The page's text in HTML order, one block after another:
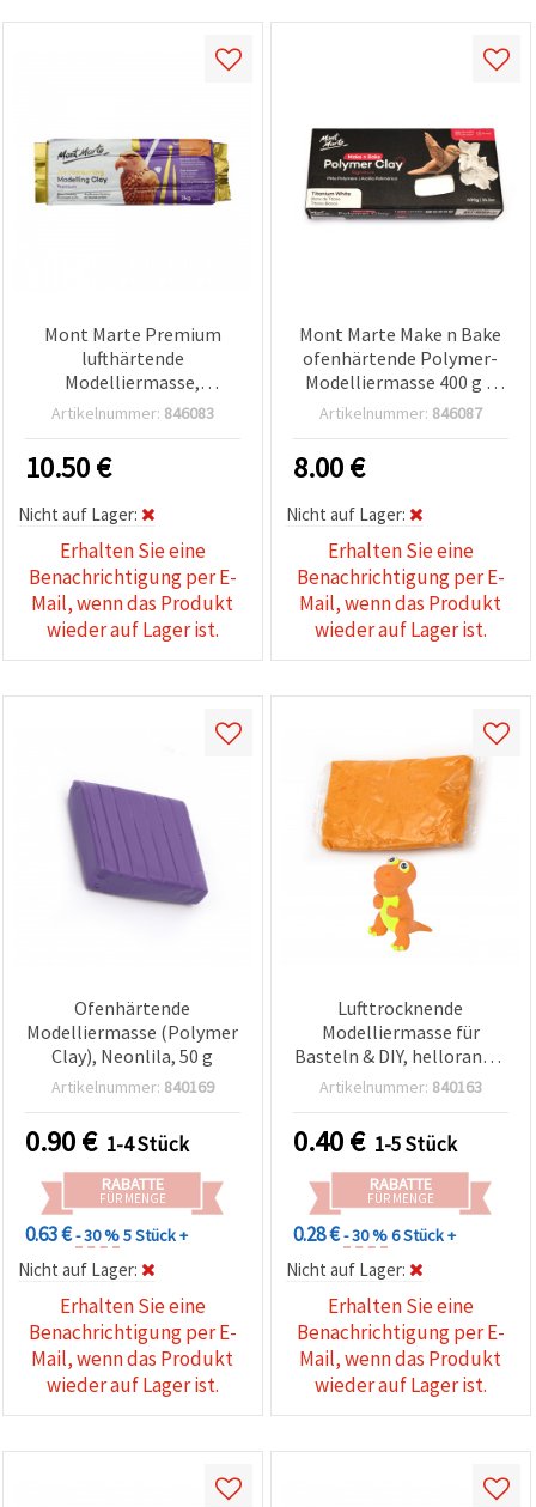
Mont Marte Premium
lufthärtende
Modelliermasse,
Terrakotta – 2 kg
Artikelnummer: 846083
10.50€
Nicht auf Lager:
Erhalten Sie eine
Benachrichtigung per E-
Mail, wenn das Produkt
wieder auf Lager ist.
Mont Marte Make n Bake
ofenhärtende Polymer-
Modelliermasse 400 g –
Titanweiß
Artikelnummer: 846087
8.00€
Nicht auf Lager:
Erhalten Sie eine
Benachrichtigung per E-
Mail, wenn das Produkt
wieder auf Lager ist.
Ofenhärtende
Modelliermasse (Polymer
Clay), Neonlila, 50 g
Artikelnummer: 840169
0.90€ 1-4 Stück
RABATTE
FÜR MENGE
0.63 €- 30 %5 Stück +
Nicht auf Lager:
Erhalten Sie eine
Benachrichtigung per E-
Mail, wenn das Produkt
wieder auf Lager ist.
Lufttrocknende
Modelliermasse für
Basteln & DIY, hellorange,
14–15 g
Artikelnummer: 840163
0.40€ 1-5 Stück
RABATTE
FÜR MENGE
0.28 €- 30 %6 Stück +
Nicht auf Lager:
Erhalten Sie eine
Benachrichtigung per E-
Mail, wenn das Produkt
wieder auf Lager ist.